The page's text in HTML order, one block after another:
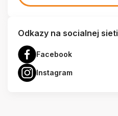
Odkazy na socialnej sieti
Facebook
Instagram